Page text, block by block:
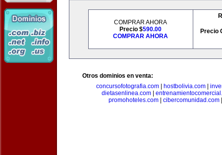
COMPRAR AHORA
Precio $590.00
COMPRAR AHORA
Precio
Otros dominios en venta:
concursofotografia.com| hostbolivia.com|
dietasenlinea.com|
promohoteles.com
cibercomunidad.com